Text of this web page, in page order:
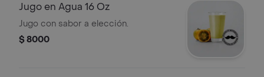
Jugo en Agua 16 Oz
Jugo con sabor a elección.
$ 8000